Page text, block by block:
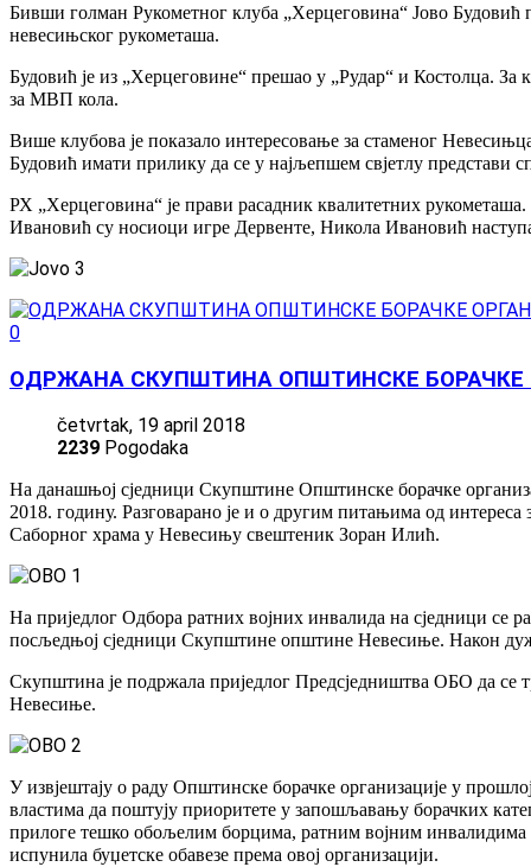
Бивши голман Рукометног клуба „Херцеговина“ Јово Будовић
невесињског рукометаша.
Будовић је из „Херцеговине“ прешао у „Рудар“ и Костолца. За
за МВП кола.
Више клубова је показало интересовање за стаменог
Будовић имати прилику да се у најљепшем свјетлу представи
РХ „Херцеговина“ је прави расадник квалитетних
Ивановић су носиоци игре Дервенте, Никола Ивановић
0
ОДРЖАНА СКУПШТИНА ОПШТИНСКЕ БОРАЧКЕ
četvrtak, 19 april 2018
2239 Pogodaka
На данашњој сједници Скупштине Општинске борачке
2018. годину. Разговарано је и о другим питањима од
Саборног храма у Невесињу свештеник Зоран Илић.
На приједлог Одбора ратних војних инвалида на сједници се
посљедњој сједници Скупштине општине Невесиње. Након
Скупштина је подржала приједлог Предсједништва ОБО да се
Невесиње.
У извјештају о раду Општинске борачке организације у
властима да поштују приоритете у запошљавању борачких
прилоге тешко обољелим борцима, ратним војним
испунила буџетске обавезе према овој организацији.